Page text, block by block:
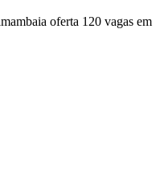
oferta 120 vagas em